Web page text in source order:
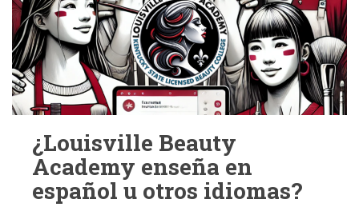
¿Louisville Beauty
Academy enseña en
español u otros idiomas?